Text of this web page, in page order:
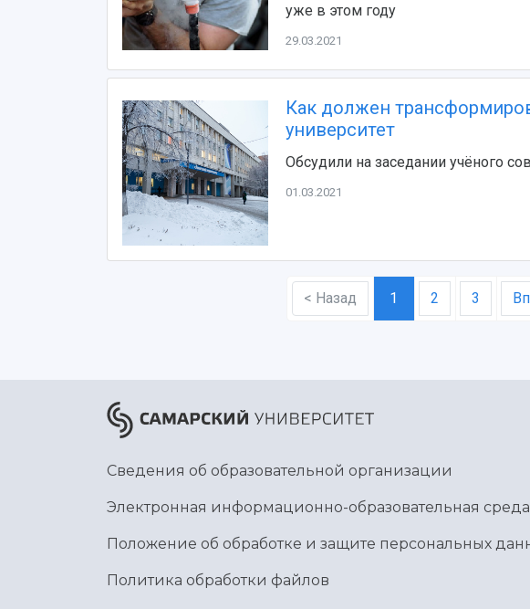
уже в этом году
29.03.2021
Как должен
университет
Обсудили на заседании учёного
01.03.2021
< Назад 1 2 3
Сведения об образовательной организации
Электронная информационно-образовательная среда
Положение об обработке и защите персональных
Политика обработки файлов